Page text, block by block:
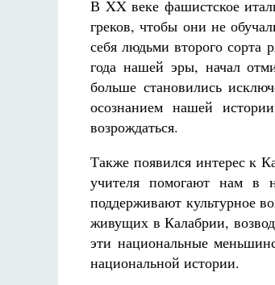
В XX веке фашистское
греков, чтобы они не
себя людьми второго сорта
года нашей эры, начал
больше становились
осознанием нашей
возрождаться.
Также появился интерес к
учителя помогают нам в
поддерживают культурное
живущих в Калабрии,
эти национальные
национальной истории.